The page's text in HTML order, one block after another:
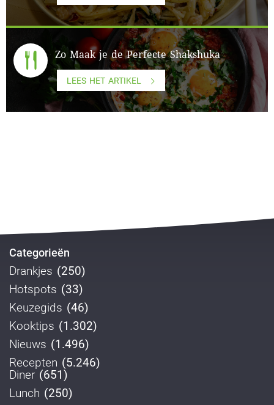
Zo Maak je de Perfecte Shakshuka
LEES HET ARTIKEL
Categorieën
Drankjes (250)
Hotspots (33)
Keuzegids (46)
Kooktips (1.302)
Nieuws (1.496)
Recepten (5.246)
Diner (651)
Lunch (250)